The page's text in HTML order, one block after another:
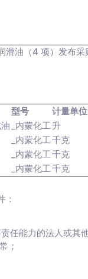
油（4 项）发布采
型号 计量单位
_内蒙化工 升
_内蒙化工千克
_内蒙化工千克
_内蒙化工千克
：
任能力的法人或其
；